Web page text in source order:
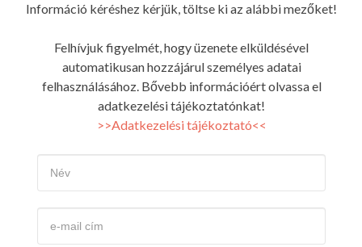
Információ kéréshez kérjük, töltse ki az alábbi mezőket!
Felhívjuk figyelmét, hogy üzenete elküldésével
automatikusan hozzájárul személyes adatai
felhasználásához. Bővebb információért olvassa el
adatkezelési tájékoztatónkat!
>>Adatkezelési tájékoztató<<